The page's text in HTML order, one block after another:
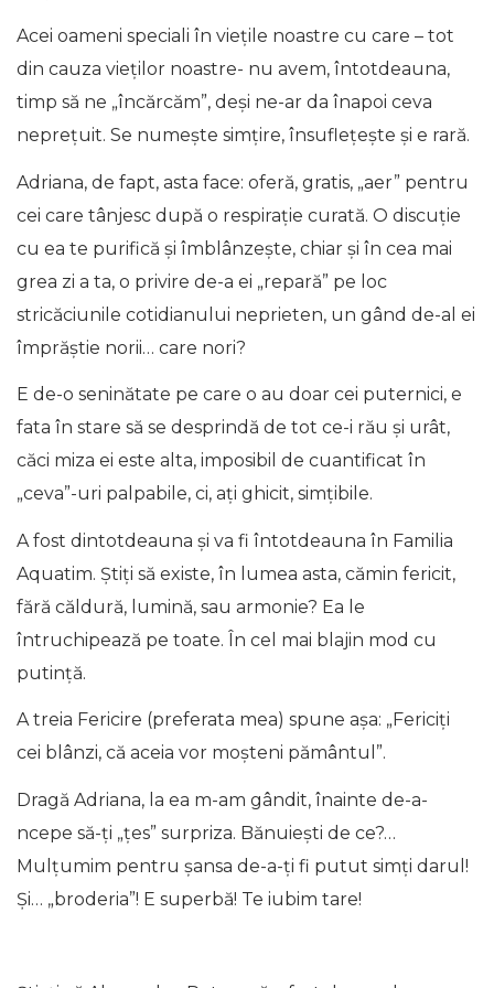
Acei oameni speciali în viețile noastre cu care – tot
din cauza vieților noastre- nu avem, întotdeauna,
timp să ne „încărcăm”, deși ne-ar da înapoi ceva
neprețuit. Se numește simțire, însuflețește și e rară.
Adriana, de fapt, asta face: oferă, gratis, „aer” pentru
cei care tânjesc după o respirație curată. O discuție
cu ea te purifică și îmblânzește, chiar și în cea mai
grea zi a ta, o privire de-a ei „repară” pe loc
stricăciunile cotidianului neprieten, un gând de-al ei
împrăștie norii… care nori?
E de-o seninătate pe care o au doar cei puternici, e
fata în stare să se desprindă de tot ce-i rău și urât,
căci miza ei este alta, imposibil de cuantificat în
„ceva”-uri palpabile, ci, ați ghicit, simțibile.
A fost dintotdeauna și va fi întotdeauna în Familia
Aquatim. Știți să existe, în lumea asta, cămin fericit,
fără căldură, lumină, sau armonie? Ea le
întruchipează pe toate. În cel mai blajin mod cu
putință.
A treia Fericire (preferata mea) spune așa: „Fericiţi
cei blânzi, că aceia vor moşteni pământul”.
Dragă Adriana, la ea m-am gândit, înainte de-a-
ncepe să-ți „țes” surpriza. Bănuiești de ce?…
Mulțumim pentru șansa de-a-ți fi putut simți darul!
Și… „broderia”! E superbă! Te iubim tare!